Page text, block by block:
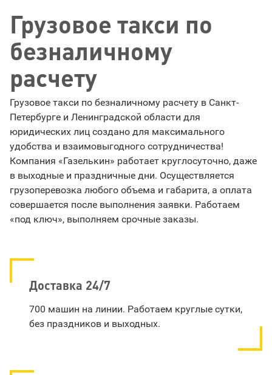
Грузовое такси по
безналичному
расчету
Грузовое такси по безналичному расчету в Санкт-
Петербурге и Ленинградской области для
юридических лиц создано для максимального
удобства и взаимовыгодного сотрудничества!
Компания «Газелькин» работает круглосуточно, даже
в выходные и праздничные дни. Осуществляется
грузоперевозка любого объема и габарита, а оплата
совершается после выполнения заявки. Работаем
«под ключ», выполняем срочные заказы.
Доставка 24/7
700 машин на линии. Работаем круглые сутки,
без праздников и выходных.